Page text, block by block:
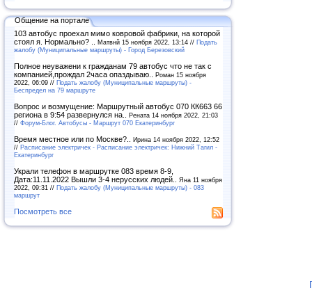
Общение на портале
103 автобус проехал мимо ковровой фабрики, на которой
стоял я. Нормально? .. Матвнй 15 ноября 2022, 13:14 // Подать
жалобу (Муниципальные маршруты) - Город Березовский
Полное неуважени к гражданам 79 автобус что не так с
компанией,прождал 2часа опаздываю.. Роман 15 ноября
2022, 06:09 // Подать жалобу (Муниципальные маршруты) -
Беспредел на 79 маршруте
Вопрос и возмущение: Маршрутный автобус 070 КК663 66
региона в 9:54 развернулся на.. Рената 14 ноября 2022, 21:03
// Форум-Блог. Автобусы - Маршрут 070 Екатеринбург
Время местное или по Москве?.. Ирина 14 ноября 2022, 12:52
// Расписание электричек - Расписание электричек: Нижний Тагил -
Екатеринбург
Украли телефон в маршрутке 083 время 8-9,
Дата:11.11.2022 Вышли 3-4 нерусских людей.. Яна 11 ноября
2022, 09:31 // Подать жалобу (Муниципальные маршруты) - 083
маршрут
Посмотреть все